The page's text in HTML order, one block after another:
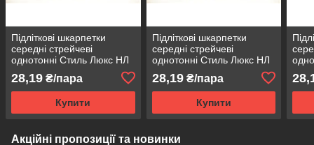
Підліткові шкарпетки
середні стрейчеві
однотонні Стиль Люкс НЛ
28,19 ₴/пара
Купити
Підліткові шкарпетки
середні стрейчеві
однотонні Стиль Люкс НЛ
28,19₴/пара
Купити
Акційні пропозиції та новинки